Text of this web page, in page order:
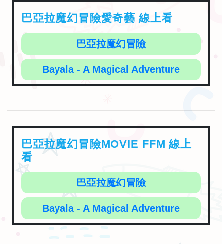
巴亞拉魔幻冒險愛奇藝 線上看
巴亞拉魔幻冒險
Bayala - A Magical Adventure
巴亞拉魔幻冒險MOVIE FFM 線上
看
巴亞拉魔幻冒險
Bayala - A Magical Adventure